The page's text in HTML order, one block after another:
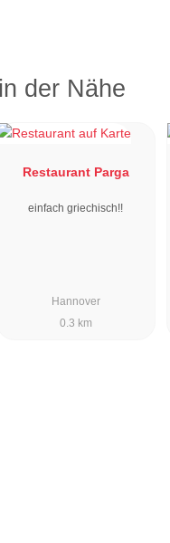
der Nähe
Restaurant Parga
einfach griechisch!!
Hannover
0.3 km